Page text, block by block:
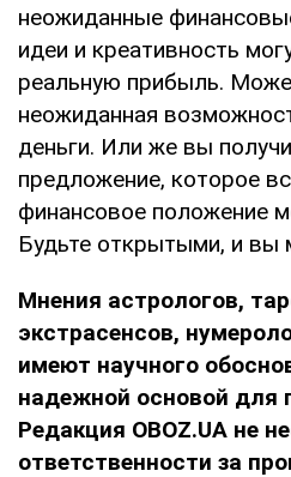
неожиданные
идеи и креативность
реальную прибыль.
неожиданная
деньги. Или же вы
предложение, которое
финансовое положение
Будьте открытыми, и вы
Мнения астрологов,
экстрасенсов,
имеют научного
надежной основой для
Редакция OBOZ.UA не
ответственности за